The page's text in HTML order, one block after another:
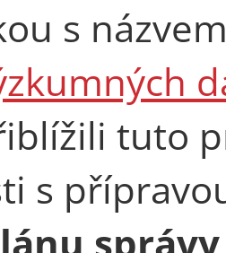
s
tuto
s